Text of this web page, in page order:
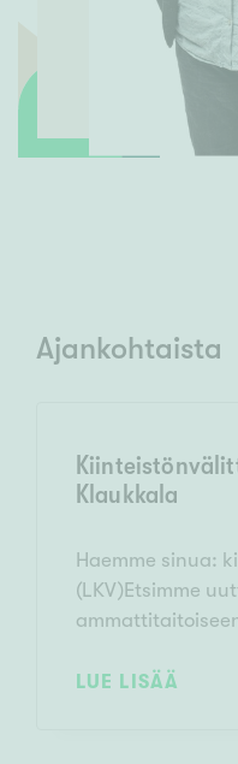
Ajankohtaista
Klaukkala
Haemme sinua:
(LKV)Etsimme
LUE LISÄÄ